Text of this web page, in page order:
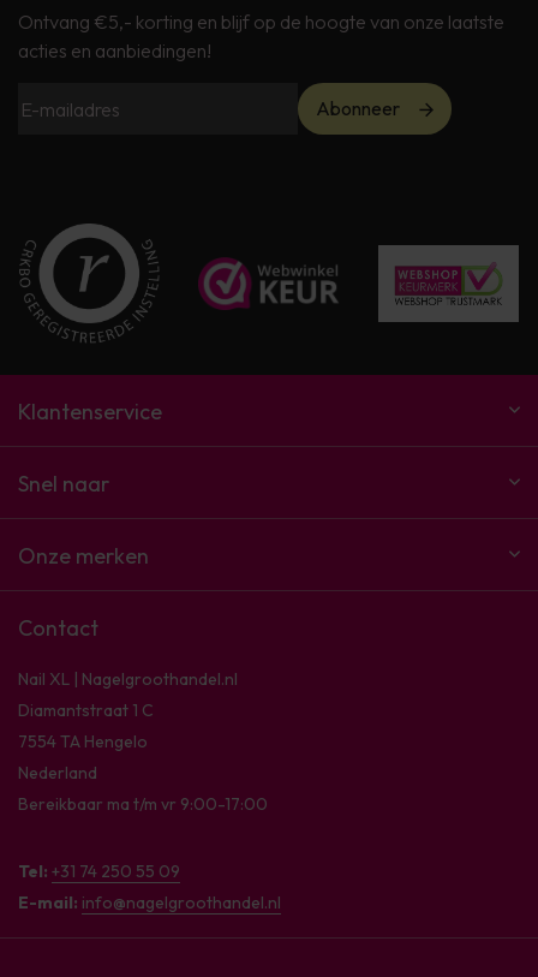
Ontvang €5,- korting en blijf op de hoogte van onze laatste
acties en aanbiedingen!
Abonneer
Klantenservice
Snel naar
Onze merken
Contact
Nail XL | Nagelgroothandel.nl
Diamantstraat 1 C
7554 TA Hengelo
Nederland
Bereikbaar ma t/m vr 9:00-17:00
Tel: +31 74 250 55 09
E-mail: info@nagelgroothandel.nl